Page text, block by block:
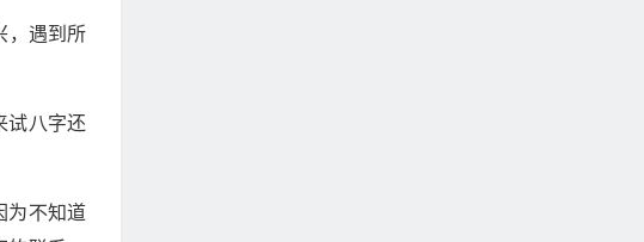
，遇到所
试八字还
为不知道